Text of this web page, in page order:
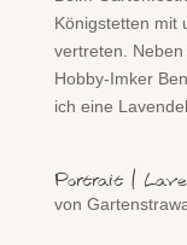
Königstetten mit
vertreten.
Hobby-Imker
ich eine
Portrait |
von